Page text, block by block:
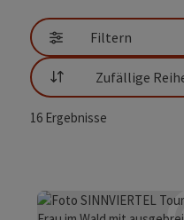
Filtern
Sortierung
16 Ergebnisse